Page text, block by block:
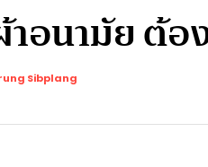
นามัย ต้อ
Sibplang